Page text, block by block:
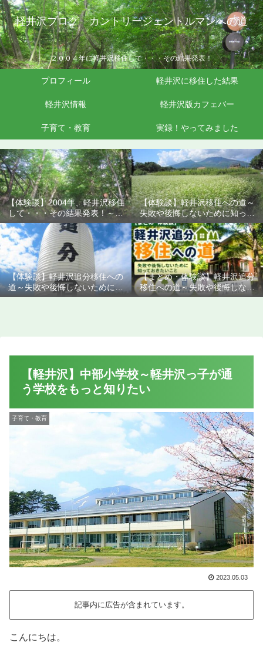
軽井沢ブログ カントリージェントルマンへの道
２００４年に軽井沢移住して・・・その結果発表！
プロフィール 軽井沢に移住した結果
軽井沢情報 軽井沢版カフェバー
子育て・教育 実録！やってみました
【体験談】2004年、軽井沢移住
して・・・その結果発表！～失
敗や後悔しないために知ってお
きたいこと
【体験談】軽井沢移住への道～
失敗や後悔しないために知って
おきたいこと
【体験談】軽井沢追分移住への
道～失敗や後悔しないために知
っておきたいこと
【まとめ・体験談】軽井沢追分
移住への道～失敗や後悔しない
ために知っておきたいこと
【軽井沢】中部小学校～軽井沢っ子が通
う学校をもっと知りたい
子育て・教育
2023.05.03
記事内に広告が含まれています。
こんにちは。